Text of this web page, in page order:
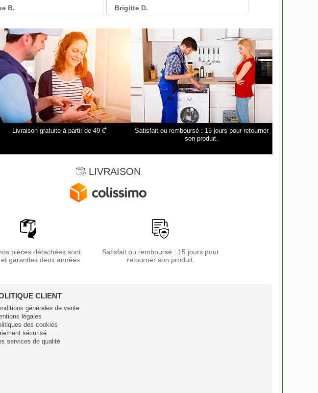
Livraison gratuite à partir de 49 €*
Satisfait ou remboursé : 15 jours pour retourner
son produit.
LIVRAISON
pièces détachées sont
garanties deux années
Satisfait ou remboursé : 15 jours pour
retourner son produit.
CLIENT
générales de vente
légales
des cookies
sécurisé
services de qualité